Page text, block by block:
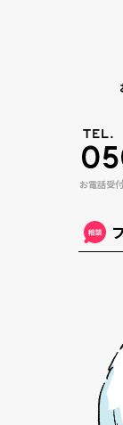
お電話受